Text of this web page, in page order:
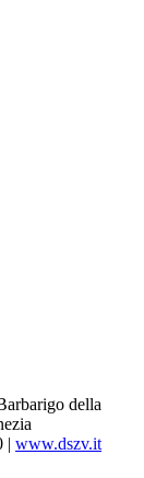
della
| www.dszv.it